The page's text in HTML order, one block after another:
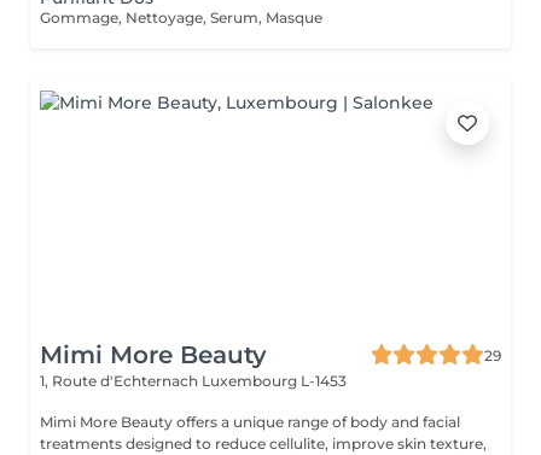
Gommage, Nettoyage, Serum, Masque
Mimi More Beauty
29
1, Route d'Echternach Luxembourg L-1453
Mimi More Beauty offers a unique range of body and facial
treatments designed to reduce cellulite, improve skin texture,